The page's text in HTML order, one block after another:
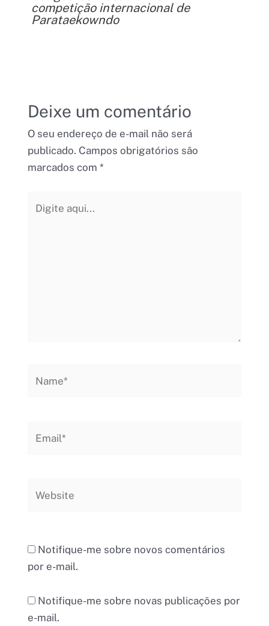
competição internacional de
Parataekowndo
Deixe um comentário
O seu endereço de e-mail não será
publicado. Campos obrigatórios são
marcados com *
aqui...
Notifique-me sobre novos comentários
por e-mail.
Notifique-me sobre novas publicações por
e-mail.